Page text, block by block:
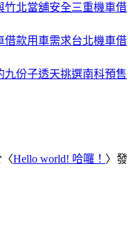
竹北當舖安全三重機車借
借款用車需求台北機車借
九份子透天挑選南科預售
〈Hello world! 哈囉！ 〉發